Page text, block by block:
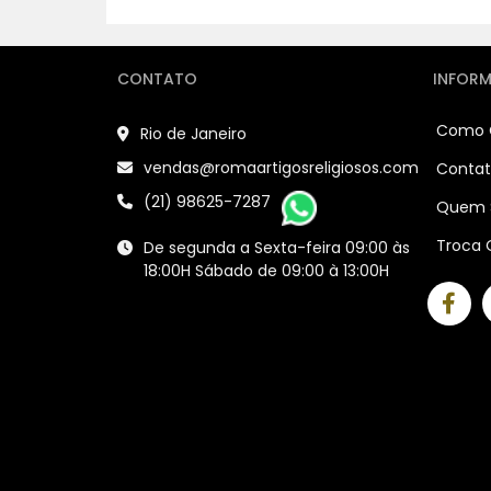
CONTATO
Rio de Janeiro
vendas@romaartigosreligiosos.com
(21) 98625-7287
De segunda a Sexta-feira 09:00 às
18:00H Sábado de 09:00 à 13:00H
Como
Quem
Troca